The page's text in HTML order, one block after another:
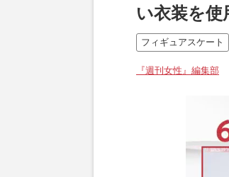
い衣装を
フィギュアスケート
『週刊女性』編集部